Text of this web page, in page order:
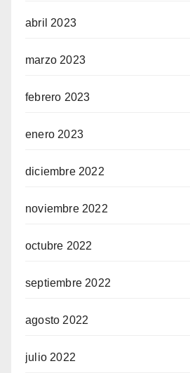
abril 2023
marzo 2023
febrero 2023
enero 2023
diciembre 2022
noviembre 2022
octubre 2022
septiembre 2022
agosto 2022
julio 2022